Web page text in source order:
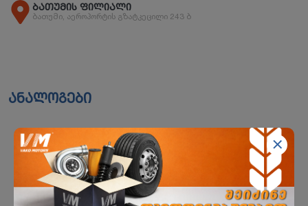
ბათუმის ფილიალი
ბათუმი, აეროპორტის გზატკეცილი 243 ბ
ანალოგები